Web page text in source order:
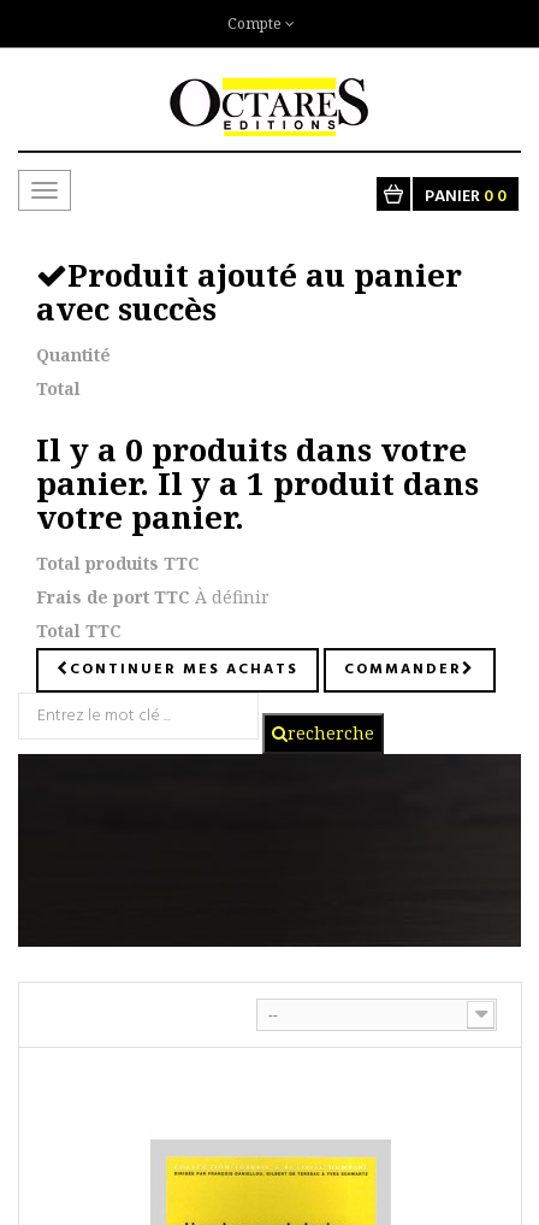
Compte
Toggle
PANIER00
Produit ajouté au panier
avec succès
Quantité
Total
Il y a 0 produits dans votre
panier.Il y a 1 produit dans
votre panier.
Total produits TTC
Frais de port TTC À définir
Total TTC
CONTINUER MES ACHATS COMMANDER
recherche
--